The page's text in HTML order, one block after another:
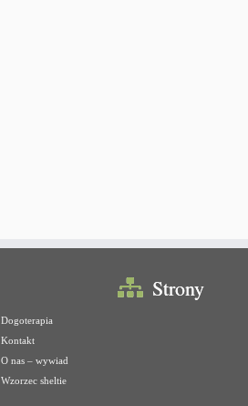
Strony
Dogoterapia
Kontakt
O nas – wywiad
Wzorzec sheltie